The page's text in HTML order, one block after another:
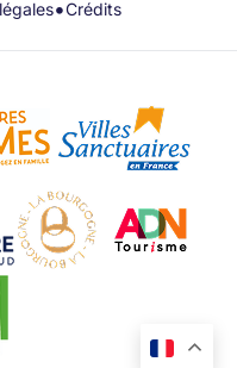
•Crédits